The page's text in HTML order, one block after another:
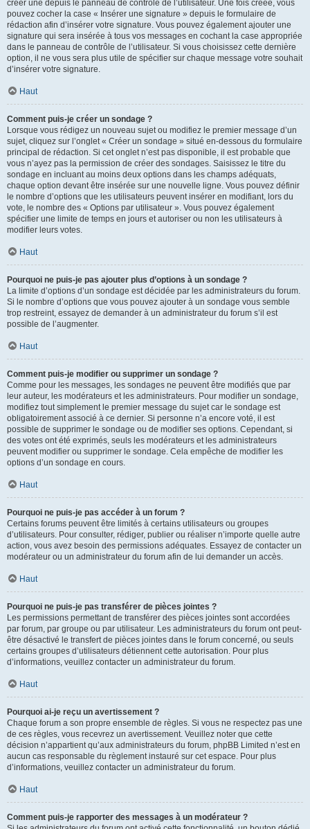
créer une depuis le panneau de contrôle de l’utilisateur. Une fois créée, vous
pouvez cocher la case « Insérer une signature » depuis le formulaire de
rédaction afin d’insérer votre signature. Vous pouvez également ajouter une
signature qui sera insérée à tous vos messages en cochant la case appropriée
dans le panneau de contrôle de l’utilisateur. Si vous choisissez cette dernière
option, il ne vous sera plus utile de spécifier sur chaque message votre souhait
d’insérer votre signature.
Haut
Comment puis-je créer un sondage ?
Lorsque vous rédigez un nouveau sujet ou modifiez le premier message d’un
sujet, cliquez sur l’onglet « Créer un sondage » situé en-dessous du formulaire
principal de rédaction. Si cet onglet n’est pas disponible, il est probable que
vous n’ayez pas la permission de créer des sondages. Saisissez le titre du
sondage en incluant au moins deux options dans les champs adéquats,
chaque option devant être insérée sur une nouvelle ligne. Vous pouvez définir
le nombre d’options que les utilisateurs peuvent insérer en modifiant, lors du
vote, le nombre des « Options par utilisateur ». Vous pouvez également
spécifier une limite de temps en jours et autoriser ou non les utilisateurs à
modifier leurs votes.
Haut
Pourquoi ne puis-je pas ajouter plus d’options à un sondage ?
La limite d’options d’un sondage est décidée par les administrateurs du forum.
Si le nombre d’options que vous pouvez ajouter à un sondage vous semble
trop restreint, essayez de demander à un administrateur du forum s’il est
possible de l’augmenter.
Haut
Comment puis-je modifier ou supprimer un sondage ?
Comme pour les messages, les sondages ne peuvent être modifiés que par
leur auteur, les modérateurs et les administrateurs. Pour modifier un sondage,
modifiez tout simplement le premier message du sujet car le sondage est
obligatoirement associé à ce dernier. Si personne n’a encore voté, il est
possible de supprimer le sondage ou de modifier ses options. Cependant, si
des votes ont été exprimés, seuls les modérateurs et les administrateurs
peuvent modifier ou supprimer le sondage. Cela empêche de modifier les
options d’un sondage en cours.
Haut
Pourquoi ne puis-je pas accéder à un forum ?
Certains forums peuvent être limités à certains utilisateurs ou groupes
d’utilisateurs. Pour consulter, rédiger, publier ou réaliser n’importe quelle autre
action, vous avez besoin des permissions adéquates. Essayez de contacter un
modérateur ou un administrateur du forum afin de lui demander un accès.
Haut
Pourquoi ne puis-je pas transférer de pièces jointes ?
Les permissions permettant de transférer des pièces jointes sont accordées
par forum, par groupe ou par utilisateur. Les administrateurs du forum ont peut-
être désactivé le transfert de pièces jointes dans le forum concerné, ou seuls
certains groupes d’utilisateurs détiennent cette autorisation. Pour plus
d’informations, veuillez contacter un administrateur du forum.
Haut
Pourquoi ai-je reçu un avertissement ?
Chaque forum a son propre ensemble de règles. Si vous ne respectez pas une
de ces règles, vous recevrez un avertissement. Veuillez noter que cette
décision n’appartient qu’aux administrateurs du forum, phpBB Limited n’est en
aucun cas responsable du règlement instauré sur cet espace. Pour plus
d’informations, veuillez contacter un administrateur du forum.
Haut
Comment puis-je rapporter des messages à un modérateur ?